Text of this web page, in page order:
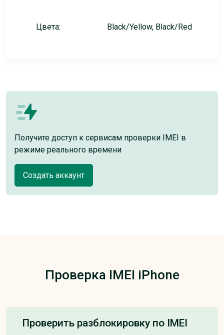
Цвета: Black/Yellow, Black/Red
Получите доступ к сервисам проверки IMEI в
режиме реального времени
Создать аккаунт
Проверка IMEI iPhone
Проверить разблокировку по IMEI